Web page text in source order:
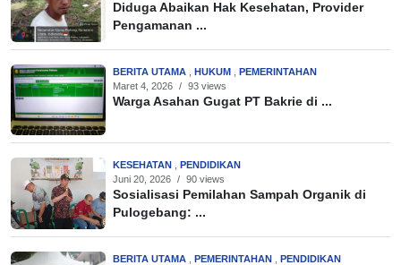
Diduga Abaikan Hak Kesehatan, Provider
Pengamanan ...
BERITA UTAMA HUKUM
PEMERINTAHAN
Maret 4, 2026 / 93 views
Warga Asahan Gugat PT Bakrie di ...
KESEHATAN , PENDIDIKAN
Juni 20, 2026 / 90 views
Sosialisasi Pemilahan Sampah Organik di
Pulogebang: ...
BERITA UTAMA PEMERINTAHAN
PENDIDIKAN